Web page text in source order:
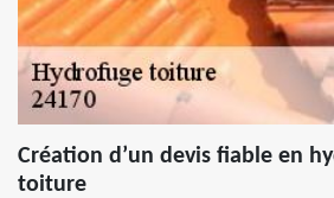
Création d’un devis fiable en
toiture